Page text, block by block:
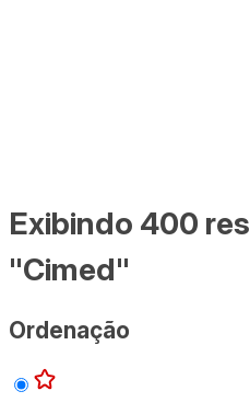
Exibindo 400
"Cimed"
Ordenação